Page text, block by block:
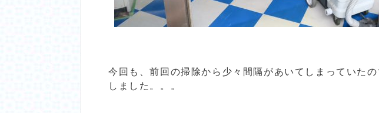
今回も、前回の掃除から少々間隔があいてしまっていた
しました。。。